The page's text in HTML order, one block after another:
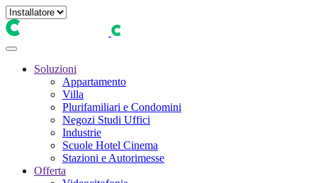
Soluzioni
Appartamento
Villa
Plurifamiliari e Condomini
Negozi Studi Uffici
Industrie
Scuole Hotel Cinema
Stazioni e Autorimesse
Offerta